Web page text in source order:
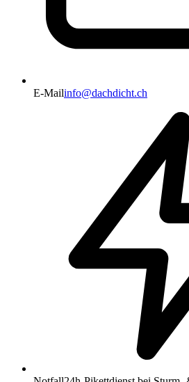
E-Mailinfo@dachdicht.ch